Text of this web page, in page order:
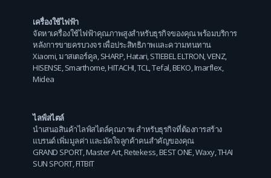
เครื่องใช้ไฟฟ้า
จัดหาเครื่องใช้ไฟฟ้าคุณภาพสูงสำหรับธุรกิจของคุณ พร้อมบริการ
หลังการขายครบวงจร เพื่อประสิทธิภาพและความทนทาน
Xiaomi,มาสเตอร์คูล,SHARP,Hatari,STIEBEL ELTRON,VENZ,
HISENSE,Smarthome,HITACHI,TCL,Tefal,BEKO,Imarflex,
Midea
ไลฟ์สไตล์
นำเสนอสินค้าไลฟ์สไตล์คุณภาพ สำหรับธุรกิจที่ต้องการสร้าง
แบรนด์ เพิ่มมูลค่า และมัดใจลูกค้าคนสำคัญของคุณ
GRAND SPORT, Master Art, Retekess BEST ONE Waxy, THAI
SUN SPORT, FITBIT